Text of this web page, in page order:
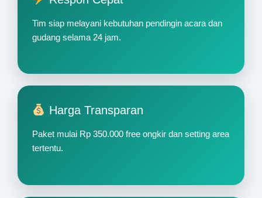
Tim siap melayani kebutuhan pendingin acara dan
gudang selama 24 jam.
Harga Transparan
Paket mulai Rp 350.000 free ongkir dan setting area
tertentu.